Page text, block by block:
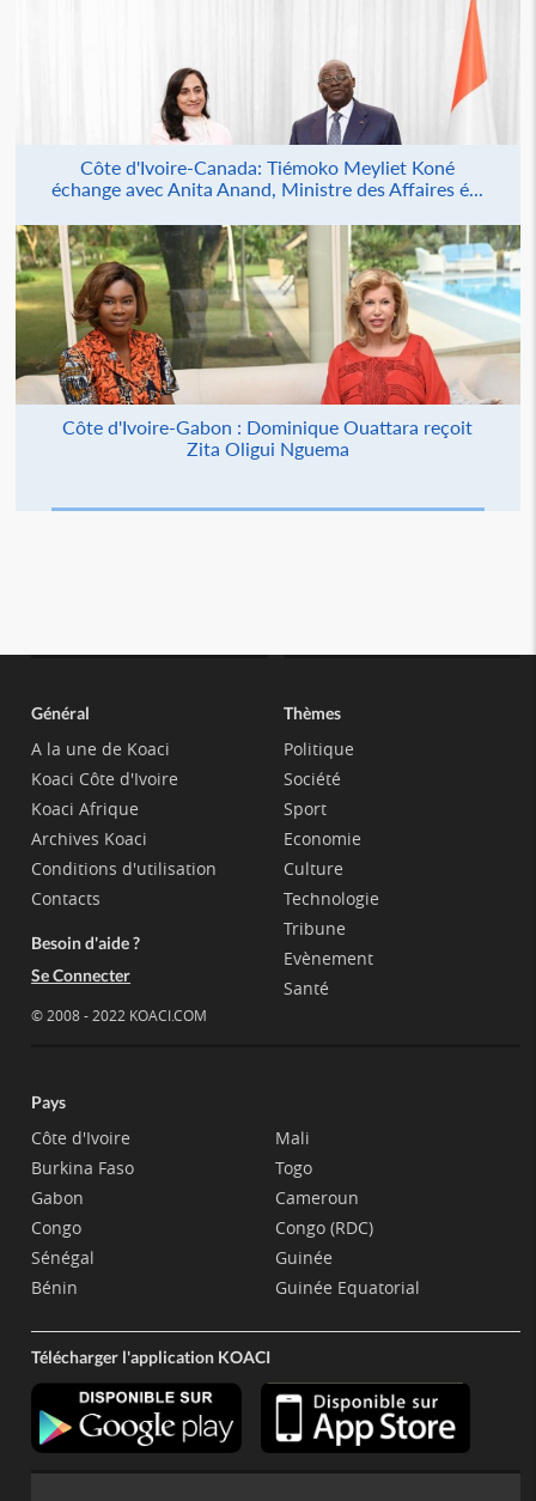
Côte d'Ivoire-Canada: Tiémoko Meyliet Koné
échange avec Anita Anand, Ministre des Affaires é...
Côte d'Ivoire-Gabon : Dominique Ouattara reçoit
Zita Oligui Nguema
Général
A la une de Koaci
Koaci Côte d'Ivoire
Koaci Afrique
Archives Koaci
Conditions d'utilisation
Contacts
Besoin d'aide ?
Se Connecter
© 2008 - 2022 KOACI.COM
Thèmes
Politique
Société
Sport
Economie
Culture
Technologie
Tribune
Evènement
Santé
Pays
Côte d'Ivoire
Burkina Faso
Gabon
Congo
Sénégal
Bénin
Mali
Togo
Cameroun
Congo (RDC)
Guinée
Guinée Equatorial
Télécharger l'application KOACI